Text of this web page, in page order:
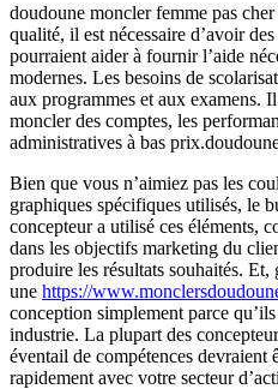
doudoune moncler femme pas
qualité, il est nécessaire d’avoir
pourraient aider à fournir l’aide
modernes. Les besoins de
aux programmes et aux examens.
moncler des comptes, les
administratives à bas
Bien que vous n’aimiez pas les
graphiques spécifiques utilisés, le
concepteur a utilisé ces éléments,
dans les objectifs marketing du
produire les résultats souhaités. Et,
une https://
conception simplement parce
industrie. La plupart des
éventail de compétences devraient
rapidement avec votre secteur